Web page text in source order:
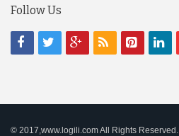
Follow Us
© 2017,www.logili.com All Rights Reserved.